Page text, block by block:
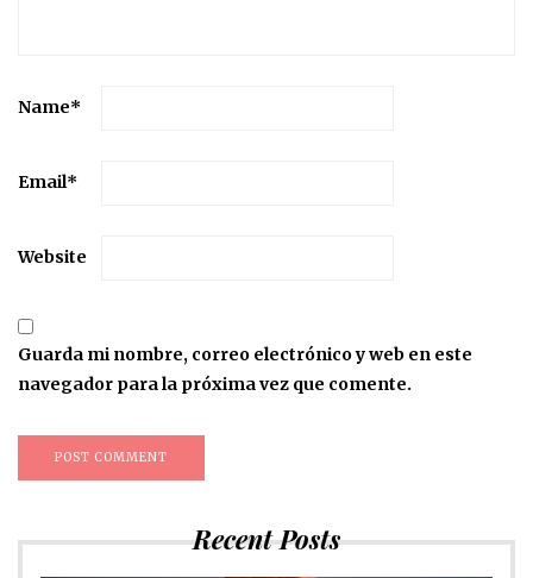
Name*
Email*
Website
Guarda mi nombre, correo electrónico y web en este
navegador para la próxima vez que comente.
Recent Posts